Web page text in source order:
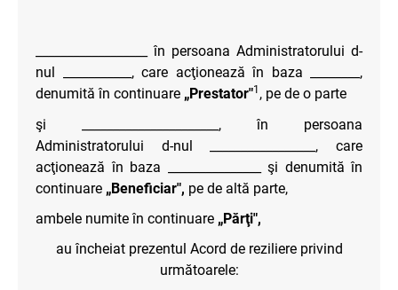
__________________ în persoana Administratorului d-
nul ___________, care acţionează în baza ________,
denumită în continuare „Prestator"1 , pe de o parte
şi ______________________, în persoana
Administratorului d-nul _________________, care
acţionează în baza _______________ şi denumită în
continuare „Beneficiar", pe de altă parte,
ambele numite în continuare „Părţi",
au încheiat prezentul Acord de reziliere privind
următoarele: